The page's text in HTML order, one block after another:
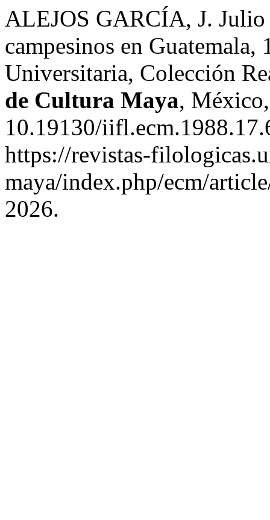
ALEJOS GARCÍA, J. Julio
campesinos en
Universitaria, Colección
de Cultura Maya,
10.19130/
https://revistas-
maya/index.php/ecm/
2026.